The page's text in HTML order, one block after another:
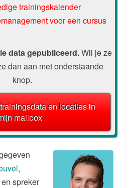
trainingskalender
voor een cursus
data gepubliceerd.Wil je ze
dan aan met onderstaande
knop.
en locaties in
mailbox
,
spreker